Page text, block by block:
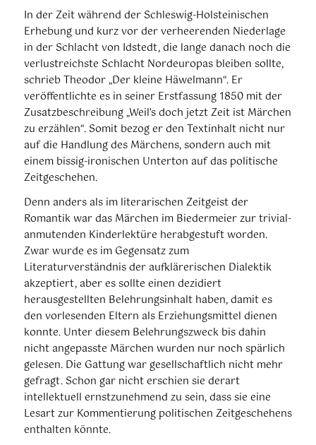
In der Zeit während der Schleswig-Holsteinischen
Erhebung und kurz vor der verheerenden Niederlage
in der Schlacht von Idstedt, die lange danach noch die
verlustreichste Schlacht Nordeuropas bleiben sollte,
schrieb Theodor „Der kleine Häwelmann“. Er
veröffentlichte es in seiner Erstfassung 1850 mit der
Zusatzbeschreibung „Weil’s doch jetzt Zeit ist Märchen
zu erzählen“. Somit bezog er den Textinhalt nicht nur
auf die Handlung des Märchens, sondern auch mit
einem bissig-ironischen Unterton auf das politische
Zeitgeschehen.
Denn anders als im literarischen Zeitgeist der
Romantik war das Märchen im Biedermeier zur trivial-
anmutenden Kinderlektüre herabgestuft worden.
Zwar wurde es im Gegensatz zum
Literaturverständnis der aufklärerischen Dialektik
akzeptiert, aber es sollte einen dezidiert
herausgestellten Belehrungsinhalt haben, damit es
den vorlesenden Eltern als Erziehungsmittel dienen
konnte. Unter diesem Belehrungszweck bis dahin
nicht angepasste Märchen wurden nur noch spärlich
gelesen. Die Gattung war gesellschaftlich nicht mehr
gefragt. Schon gar nicht erschien sie derart
intellektuell ernstzunehmend zu sein, dass sie eine
Lesart zur Kommentierung politischen Zeitgeschehens
enthalten könnte.